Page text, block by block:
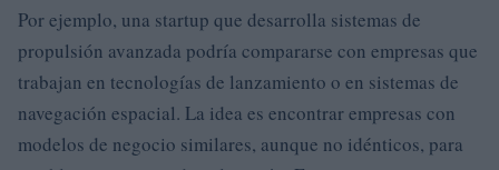
Por ejemplo, una startup que desarrolla sistemas de
propulsión avanzada podría compararse con empresas que
trabajan en tecnologías de lanzamiento o en sistemas de
navegación espacial. La idea es encontrar empresas con
modelos de negocio similares, aunque no idénticos, para